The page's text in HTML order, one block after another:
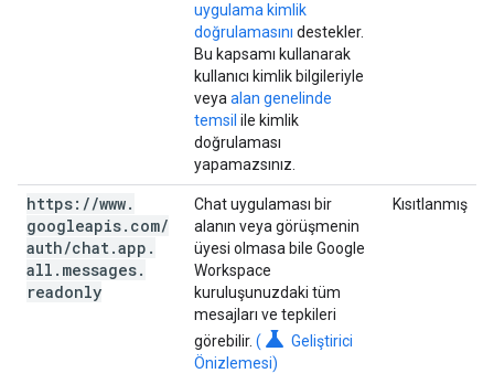
uygulama kimlik
doğrulamasını destekler.
Bu kapsamı kullanarak
kullanıcı kimlik bilgileriyle
veya alan genelinde
temsil ile kimlik
doğrulaması
yapamazsınız.
https: //www.
googleapis. com/
auth/chat.app .
all . messages.
readonly
Chat uygulaması bir
alanın veya görüşmenin
üyesi olmasa bile Google
Workspace
kuruluşunuzdaki tüm
mesajları ve tepkileri
görebilir. ( science Geliştirici
Önizlemesi)
Kısıtlanmış